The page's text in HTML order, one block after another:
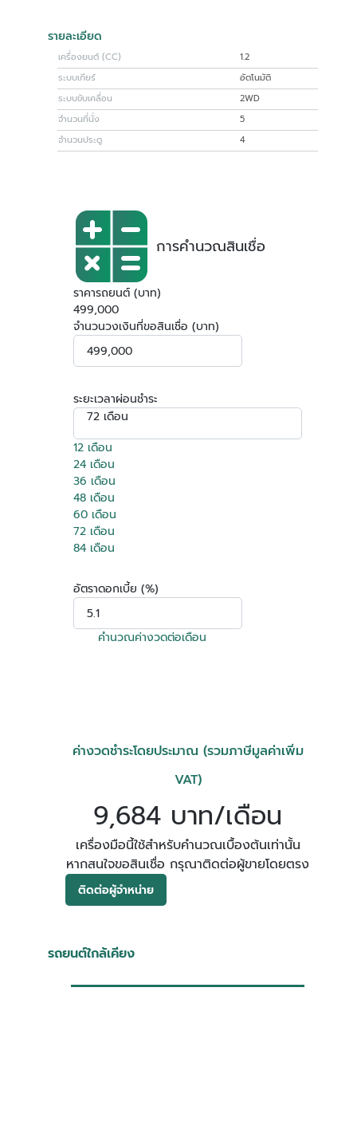
รายละเอียด
เครื่องยนต์ (CC)
1.2
ระบบเกียร์
อัตโนมัติ
ระบบขับเคลื่อน
2WD
จำนวนที่นั่ง
5
จำนวนประตู
4
การคำนวณสินเชื่อ
ราคารถยนต์ (บาท)
499,000
จำนวนวงเงินที่ขอสินเชื่อ (บาท)
ระยะเวลาผ่อนชำระ
72 เดือน
12 เดือน
24 เดือน
36 เดือน
48 เดือน
60 เดือน
72 เดือน
84 เดือน
อัตราดอกเบี้ย (%)
คำนวณค่างวดต่อเดือน
ค่างวดชำระโดยประมาณ (รวมภาษีมูลค่าเพิ่ม
VAT)
9,684 บาท/เดือน
เครื่องมือนี้ใช้สำหรับคำนวณเบื้องต้นเท่านั้น
หากสนใจขอสินเชื่อ กรุณาติดต่อผู้ขายโดยตรง
ติดต่อผู้จำหน่าย
รถยนต์ใกล้เคียง